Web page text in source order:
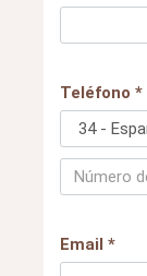
Teléfono *
Email *